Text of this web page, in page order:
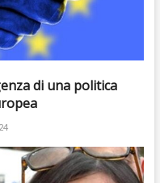
di una politica